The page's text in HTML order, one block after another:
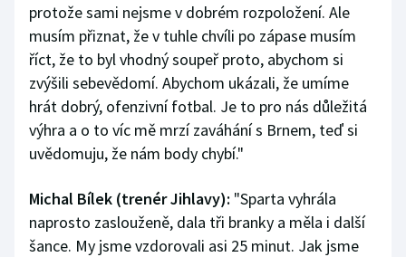
protože sami nejsme v dobrém rozpoložení. Ale
musím přiznat, že v tuhle chvíli po zápase musím
říct, že to byl vhodný soupeř proto, abychom si
zvýšili sebevědomí. Abychom ukázali, že umíme
hrát dobrý, ofenzivní fotbal. Je to pro nás důležitá
výhra a o to víc mě mrzí zaváhání s Brnem, teď si
uvědomuju, že nám body chybí."
Michal Bílek (trenér Jihlavy): "Sparta vyhrála
naprosto zaslouženě, dala tři branky a měla i další
šance. My jsme vzdorovali asi 25 minut. Jak jsme